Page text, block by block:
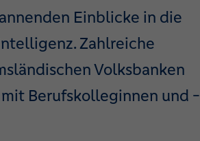
Einblicke in die
Zahlreiche
Volksbanken
Berufskolleginnen und -